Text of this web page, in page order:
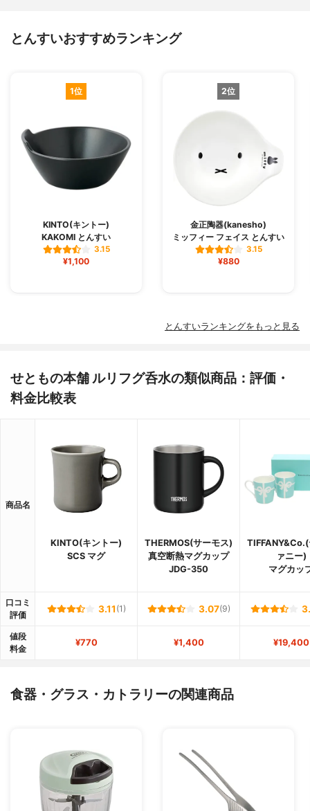
とんすいおすすめランキング
1位
KINTO(キントー)
KAKOMI とんすい
3.15
¥1,100
2位
金正陶器(kanesho)
ミッフィー フェイス とんすい
3.15
¥880
とんすいランキングをもっと見る
せともの本舗 ルリフグ呑水の類似商品：評価・
料金比較表
商品名
KINTO(キントー)
SCS マグ
THERMOS(サーモス)
真空断熱マグカップ
JDG-350
ァニー)
マグカッ
口コミ
評価
3.11 (1) 3.07(9)
値段
料金
¥770 ¥1,400 ¥19,400
食器・グラス・カトラリーの関連商品